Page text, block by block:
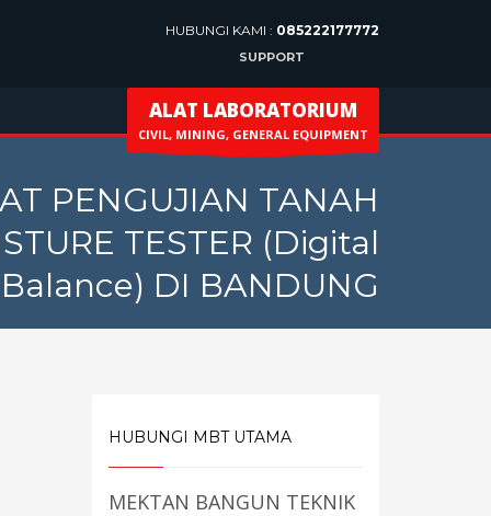
HUBUNGI KAMI : 085222177772
SUPPORT
ALAT LABORATORIUM
CIVIL, MINING, GENERAL EQUIPMENT
PENGUJIAN TANAH
TESTER (Digital
Balance) DI BANDUNG
HUBUNGI MBT UTAMA
MEKTAN BANGUN TEKNIK